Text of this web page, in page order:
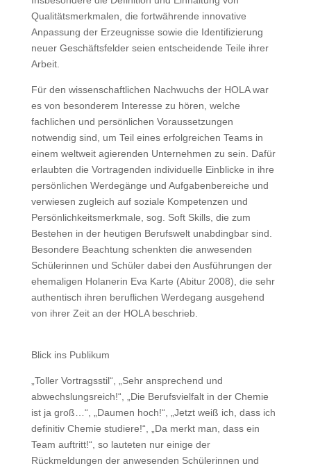
Qualitätsmerkmalen, die fortwährende innovative
Anpassung der Erzeugnisse sowie die Identifizierung
neuer Geschäftsfelder seien entscheidende Teile ihrer
Arbeit.
Für den wissenschaftlichen Nachwuchs der HOLA war
es von besonderem Interesse zu hören, welche
fachlichen und persönlichen Voraussetzungen
notwendig sind, um Teil eines erfolgreichen Teams in
einem weltweit agierenden Unternehmen zu sein. Dafür
erlaubten die Vortragenden individuelle Einblicke in ihre
persönlichen Werdegänge und Aufgabenbereiche und
verwiesen zugleich auf soziale Kompetenzen und
Persönlichkeitsmerkmale, sog. Soft Skills, die zum
Bestehen in der heutigen Berufswelt unabdingbar sind.
Besondere Beachtung schenkten die anwesenden
Schülerinnen und Schüler dabei den Ausführungen der
ehemaligen Holanerin Eva Karte (Abitur 2008), die sehr
authentisch ihren beruflichen Werdegang ausgehend
von ihrer Zeit an der HOLA beschrieb.
Blick ins Publikum
„Toller Vortragsstil“, „Sehr ansprechend und
abwechslungsreich!“, „Die Berufsvielfalt in der Chemie
ist ja groß…“, „Daumen hoch!“, „Jetzt weiß ich, dass ich
definitiv Chemie studiere!“, „Da merkt man, dass ein
Team auftritt!“, so lauteten nur einige der
Rückmeldungen der anwesenden Schülerinnen und